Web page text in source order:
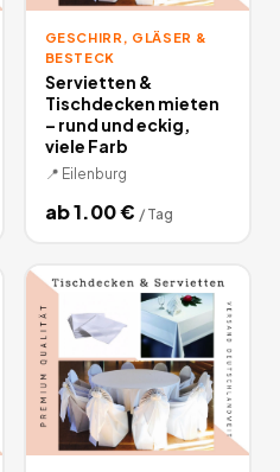
GESCHIRR, GLÄSER &
BESTECK
Servietten &
Tischdecken mieten
– rund und eckig,
viele Farb
📍 Eilenburg
ab1.00€ / Tag